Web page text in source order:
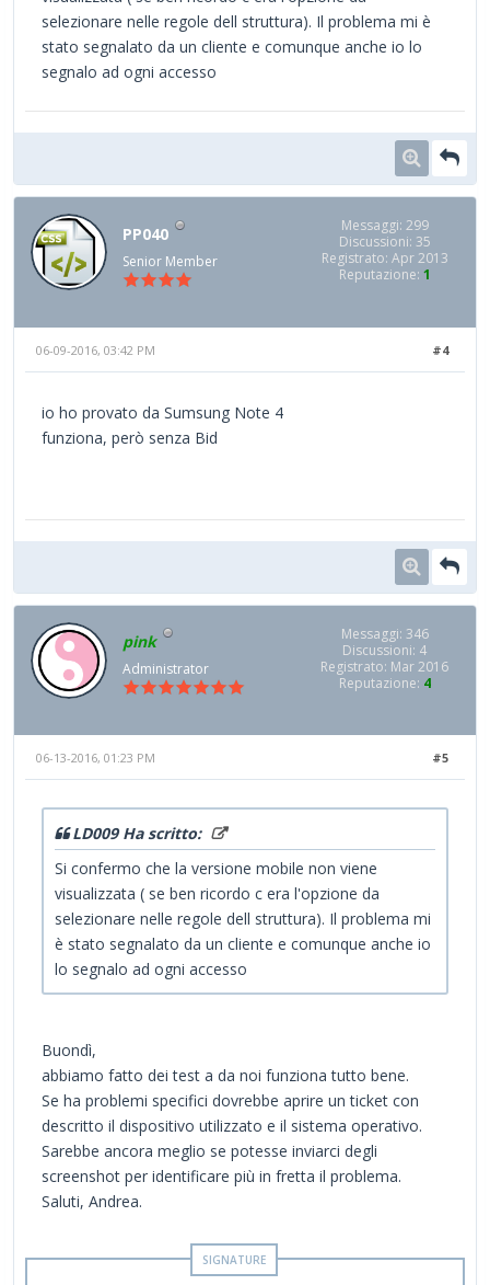
selezionare nelle regole dell struttura). Il problema mi è
stato segnalato da un cliente e comunque anche io lo
segnalo ad ogni accesso
PP040
Senior Member
Messaggi: 299
Discussioni: 35
Registrato: Apr 2013
Reputazione: 1
#4
06-09-2016, 03:42 PM
io ho provato da Sumsung Note 4
funziona, però senza Bid
pink
Administrator
Messaggi: 346
Discussioni: 4
Registrato: Mar 2016
Reputazione: 4
#5
06-13-2016, 01:23 PM
LD009 Ha scritto:
Si confermo che la versione mobile non viene
visualizzata ( se ben ricordo c era l'opzione da
selezionare nelle regole dell struttura). Il problema mi
è stato segnalato da un cliente e comunque anche io
lo segnalo ad ogni accesso
Buondì,
abbiamo fatto dei test a da noi funziona tutto bene.
Se ha problemi specifici dovrebbe aprire un ticket con
descritto il dispositivo utilizzato e il sistema operativo.
Sarebbe ancora meglio se potesse inviarci degli
screenshot per identificare più in fretta il problema.
Saluti, Andrea.